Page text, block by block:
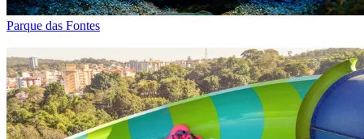
Parque das Fontes